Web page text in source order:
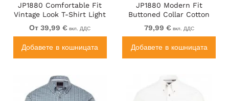
JP1880 Comfortable Fit
Vintage Look T-Shirt Light
Brown
От 39,99 € вкл. ДДС
Добавете в кошницата
JP1880 Modern Fit
Buttoned Collar Cotton
Shirt Navy Blue
79,99 € вкл. ДДС
Добавете в кошницата